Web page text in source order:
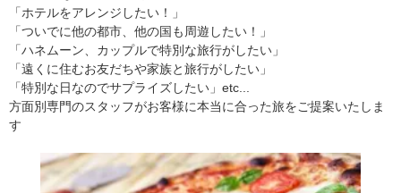
「ホテルをアレンジしたい！」
「ついでに他の都市、他の国も周遊したい！」
「ハネムーン、カップルで特別な旅行がしたい」
「遠くに住むお友だちや家族と旅行がしたい」
「特別な日なのでサプライズしたい」etc...
方面別専門のスタッフがお客様に本当に合った旅をご提案いたしま
す